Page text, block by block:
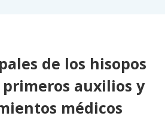
de los hisopos
primeros auxilios y
médicos